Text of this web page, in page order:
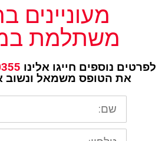
מעוניינים
משתלמת
לפרטים נוספים חייגו אלינו
את הטופס משמאל ונשוב
שם
טלפון